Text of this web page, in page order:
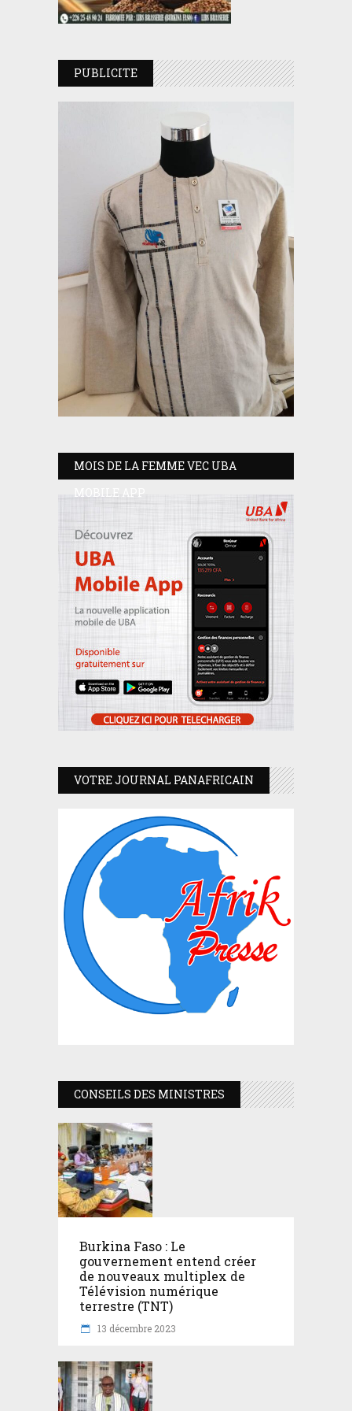
PUBLICITE
MOIS DE LA FEMME VEC UBA
MOBILE APP
VOTRE JOURNAL PANAFRICAIN
CONSEILS DES MINISTRES
Burkina Faso : Le
gouvernement entend créer
de nouveaux multiplex de
Télévision numérique
terrestre (TNT)
13 décembre 2023